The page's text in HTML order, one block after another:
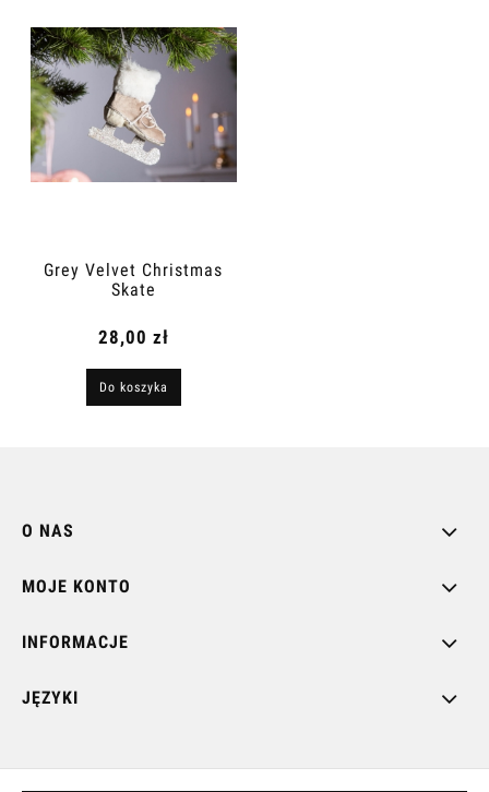
Grey Velvet Christmas
Skate
28,00 zł
Do koszyka
O NAS
MOJE KONTO
INFORMACJE
JĘZYKI